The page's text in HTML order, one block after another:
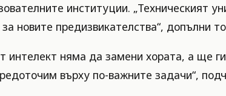
институции. „Техническият
новите предизвикателства“, допълни
интелект няма да замени хората, а ще
върху по-важните задачи“,